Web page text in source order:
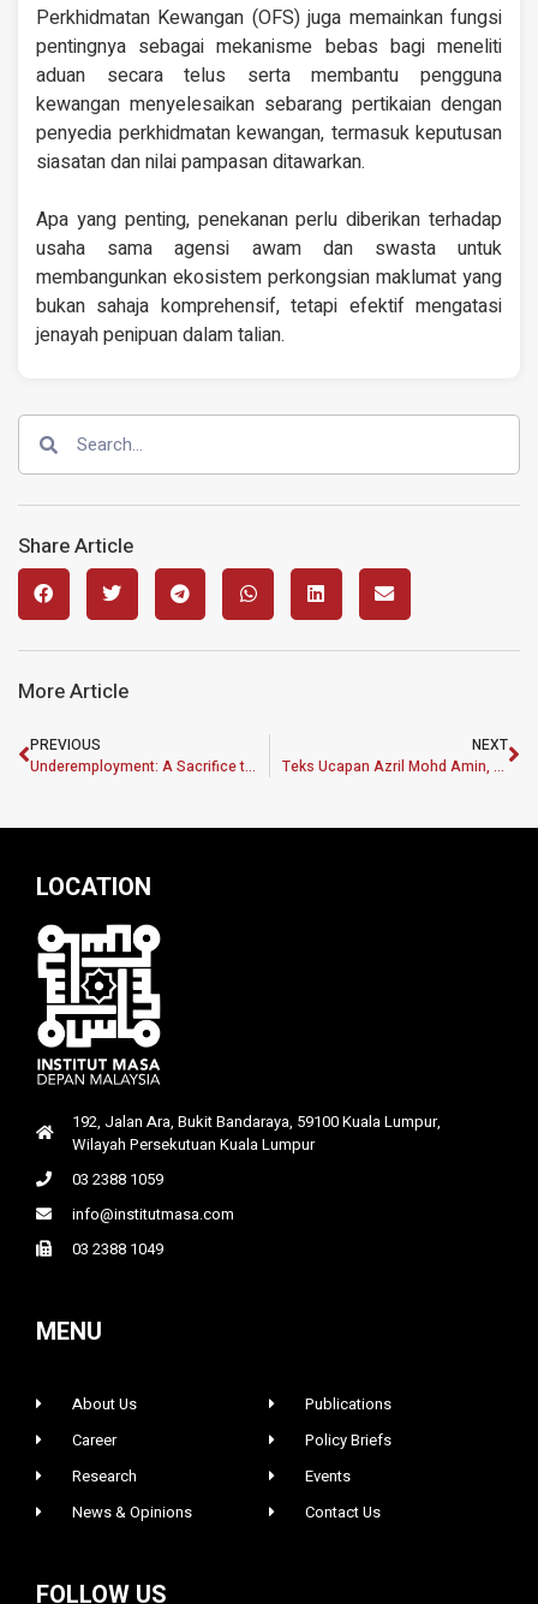
Perkhidmatan Kewangan (OFS) juga memainkan fungsi
pentingnya sebagai mekanisme bebas bagi meneliti
aduan secara telus serta membantu pengguna
kewangan menyelesaikan sebarang pertikaian dengan
penyedia perkhidmatan kewangan, termasuk keputusan
siasatan dan nilai pampasan ditawarkan.
Apa yang penting, penekanan perlu diberikan terhadap
usaha sama agensi awam dan swasta untuk
membangunkan ekosistem perkongsian maklumat yang
bukan sahaja komprehensif, tetapi efektif mengatasi
jenayah penipuan dalam talian.
Share Article
More Article
PREVIOUS
Underemployment: A Sacrifice to Survive?
NEXT
Teks Ucapan Azril Mohd Amin, Ketua Pegawai Eksekutif MASA Sempena Majlis Penganugerahan Geran Penyelidikan MPDP 2.0
LOCATION
192, Jalan Ara, Bukit Bandaraya, 59100 Kuala Lumpur,
Wilayah Persekutuan Kuala Lumpur
03 2388 1059
info@institutmasa.com
03 2388 1049
MENU
About Us
Career
Research
News & Opinions
Publications
Policy Briefs
Events
Contact Us
FOLLOW US